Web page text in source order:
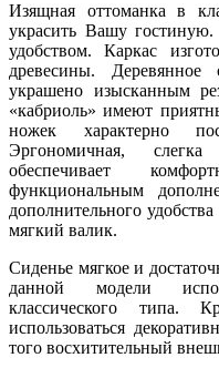
Изящная оттоманка в
украсить Вашу
удобством. Каркас
древесины. Деревянное
украшено изысканным
«кабриоль» имеют
ножек характерно
Эргономичная,
обеспечивает
функциональным
дополнительного
мягкий валик.
Сиденье мягкое и
данной модели
классического типа.
использоваться
того восхитительный